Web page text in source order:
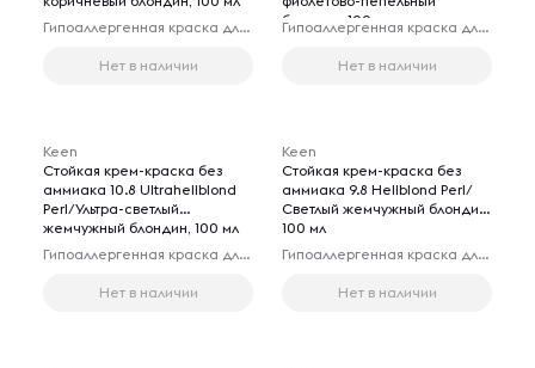
Гипоаллергенная краска для волос
Нет в наличии
блондин, 100 мл
Гипоаллергенная краска для волос
Нет в наличии
Keen
Стойкая крем-краска без
аммиака 10.8 Ultrahellblond
Perl/Ультра-светлый
жемчужный блондин, 100 мл
Гипоаллергенная краска для волос
Нет в наличии
Keen
Стойкая крем-краска без
аммиака 9.8 Hellblond Perl/
Светлый жемчужный блондин,
100 мл
Гипоаллергенная краска для волос
Нет в наличии